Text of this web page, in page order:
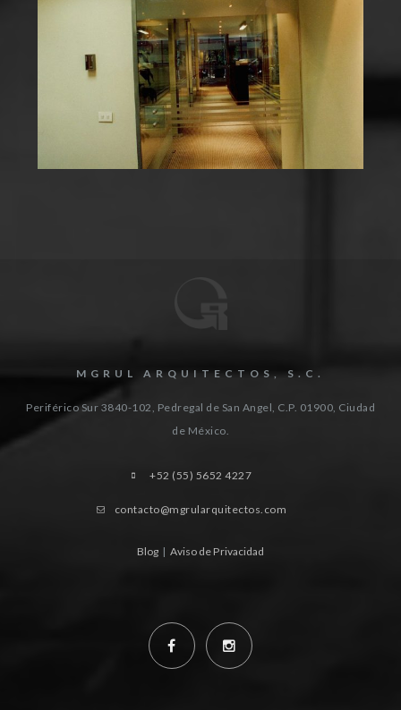
MGRUL ARQUITECTOS, S.C.
Periférico Sur 3840-102, Pedregal de San Angel, C.P. 01900, Ciudad
de México.
+52 (55) 5652 4227
contacto@mgrularquitectos.com
Blog | Aviso de Privacidad